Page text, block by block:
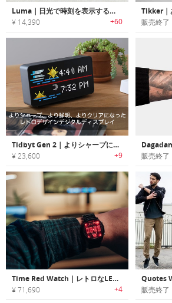
Luma｜日光で時刻を表示するエレガントデザインデジタル日時計「ルマ」
¥ 14,390 +60 販売終了
Tidbyt Gen 2｜よりシャープに、より鮮明に、よりクリアになったレトロデザインデジタルディスプレイ
¥ 23,600 +9 販売終了
Time Red Watch｜レトロなLEDインジケーターを採用したウォッチ
¥ 71,690 +4 販売終了